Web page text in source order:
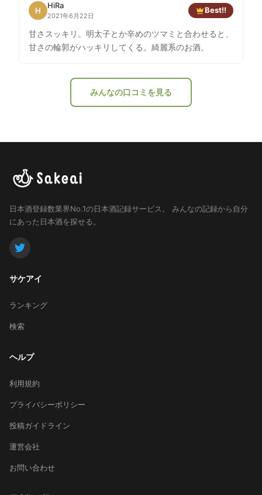
H
HiRa
2021年6月22日
Best!!
甘さスッキリ。明太子とか辛めのツマミと合わせると、
甘さの輪郭がハッキリしてくる。綺麗系のお酒。
みんなの口コミを見る
日本酒登録数業界No.1の日本酒記録サービス。
みんなの記録から自分
にあった日本酒を探せる。
サケアイ
ランキング
検索
ヘルプ
利用規約
プライバシーポリシー
投稿ガイドライン
運営会社
お問い合わせ